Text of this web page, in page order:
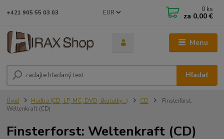
Menu
EUR
Hľadať
+421 905 55 03 03 0 ks
za 0,00 €
Úvod Hudba (CD, LP, MC, DVD, škatuľky...) CD
Finsterforst:
Weltenkraft (CD)
Finsterforst: Weltenkraft (CD)